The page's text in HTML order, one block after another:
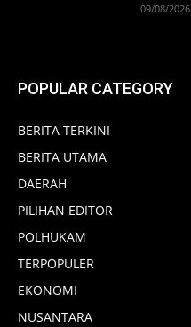
09/08/2026
POPULAR CATEGORY
BERITA TERKINI
BERITA UTAMA
DAERAH
PILIHAN EDITOR
POLHUKAM
TERPOPULER
EKONOMI
NUSANTARA